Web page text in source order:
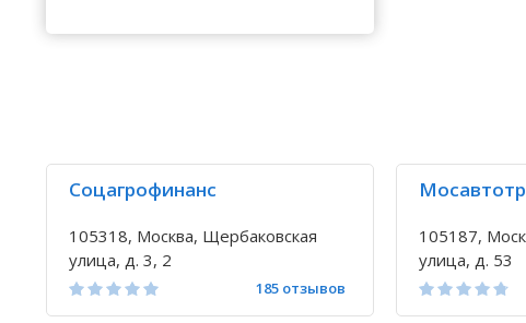
Соцагрофинанс
105318, Москва, Щербаковская
улица, д. 3, 2
185 отзывов
105187,
улица, д. 53